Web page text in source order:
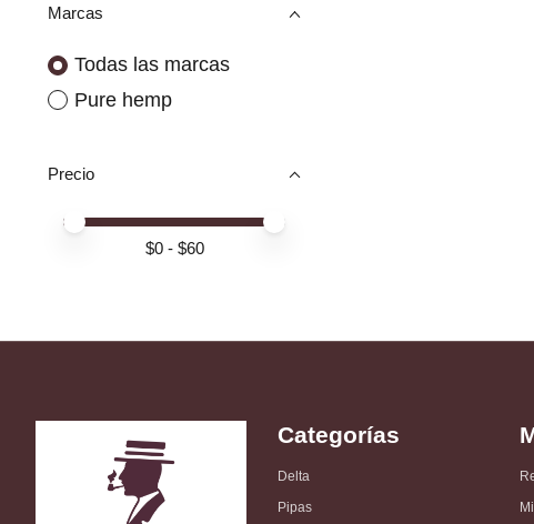
Marcas
Todas las marcas
Pure hemp
Precio
Price minimum value
Price maximum value
$0- $60
Categorías
Delta
Pipas